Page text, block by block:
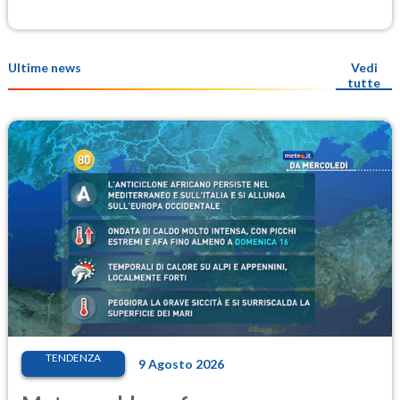
Ultime news
Vedi
tutte
TENDENZA 9 Agosto 2026